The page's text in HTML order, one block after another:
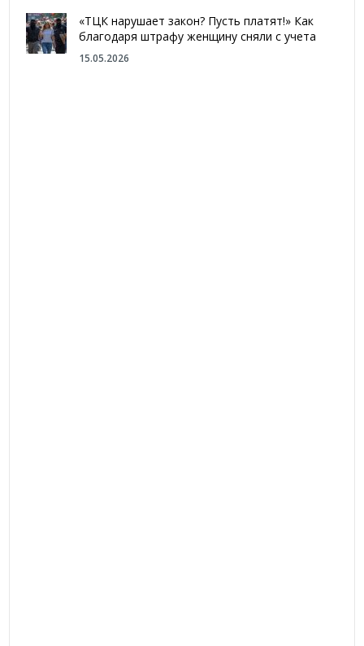
«ТЦК нарушает закон? Пусть платят!» Как
благодаря штрафу женщину сняли с учета
15.05.2026